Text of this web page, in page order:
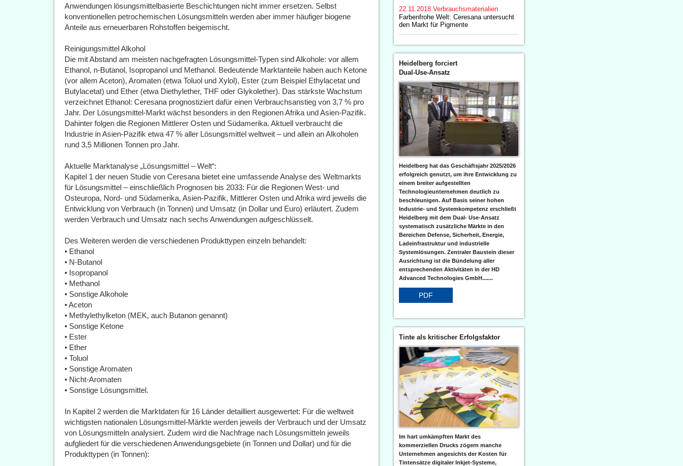
Anwendungen lösungsmittelbasierte Beschichtungen nicht immer ersetzen. Selbst
konventionellen petrochemischen Lösungsmitteln werden aber immer häufiger biogene
Anteile aus erneuerbaren Rohstoffen beigemischt.
Reinigungsmittel Alkohol
Die mit Abstand am meisten nachgefragten Lösungsmittel-Typen sind Alkohole: vor allem
Ethanol, n-Butanol, Isopropanol und Methanol. Bedeutende Marktanteile haben auch Ketone
(vor allem Aceton), Aromaten (etwa Toluol und Xylol), Ester (zum Beispiel Ethylacetat und
Butylacetat) und Ether (etwa Diethylether, THF oder Glykolether). Das stärkste Wachstum
verzeichnet Ethanol: Ceresana prognostiziert dafür einen Verbrauchsanstieg von 3,7 % pro
Jahr. Der Lösungsmittel-Markt wächst besonders in den Regionen Afrika und Asien-Pazifik.
Dahinter folgen die Regionen Mittlerer Osten und Südamerika. Aktuell verbraucht die
Industrie in Asien-Pazifik etwa 47 % aller Lösungsmittel weltweit – und allein an Alkoholen
rund 3,5 Millionen Tonnen pro Jahr.
Aktuelle Marktanalyse „Lösungsmittel – Welt“:
Kapitel 1 der neuen Studie von Ceresana bietet eine umfassende Analyse des Weltmarkts
für Lösungsmittel – einschließlich Prognosen bis 2033: Für die Regionen West- und
Osteuropa, Nord- und Südamerika, Asien-Pazifik, Mittlerer Osten und Afrika wird jeweils die
Entwicklung von Verbrauch (in Tonnen) und Umsatz (in Dollar und Euro) erläutert. Zudem
werden Verbrauch und Umsatz nach sechs Anwendungen aufgeschlüsselt.
Des Weiteren werden die verschiedenen Produkttypen einzeln behandelt:
• Ethanol
• N-Butanol
• Isopropanol
• Methanol
• Sonstige Alkohole
• Aceton
• Methylethylketon (MEK, auch Butanon genannt)
• Sonstige Ketone
• Ester
• Ether
• Toluol
• Sonstige Aromaten
• Nicht-Aromaten
• Sonstige Lösungsmittel.
In Kapitel 2 werden die Marktdaten für 16 Länder detailliert ausgewertet: Für die weltweit
wichtigsten nationalen Lösungsmittel-Märkte werden jeweils der Verbrauch und der Umsatz
von Lösungsmitteln analysiert. Zudem wird die Nachfrage nach Lösungsmitteln jeweils
aufgliedert für die verschiedenen Anwendungsgebiete (in Tonnen und Dollar) und für die
Produkttypen (in Tonnen):
22.11.2018 Verbrauchsmaterialien
Farbenfrohe Welt: Ceresana untersucht
den Markt für Pigmente
Heidelberg forciert
Dual-Use-Ansatz
Heidelberg hat das Geschäftsjahr 2025/2026
erfolgreich genutzt, um ihre Entwicklung zu
einem breiter aufgestellten
Technologieunternehmen deutlich zu
beschleunigen. Auf Basis seiner hohen
Industrie- und Systemkompetenz erschließt
Heidelberg mit dem Dual- Use-Ansatz
systematisch zusätzliche Märkte in den
Bereichen Defense, Sicherheit, Energie,
Ladeinfrastruktur und industrielle
Systemlösungen. Zentraler Baustein dieser
Ausrichtung ist die Bündelung aller
entsprechenden Aktivitäten in der HD
Advanced Technologies GmbH.......
PDF
Tinte als kritischer Erfolgsfaktor
Im hart umkämpften Markt des
kommerziellen Drucks zögern manche
Unternehmen angesichts der Kosten für
Tintensätze digitaler Inkjet-Systeme,